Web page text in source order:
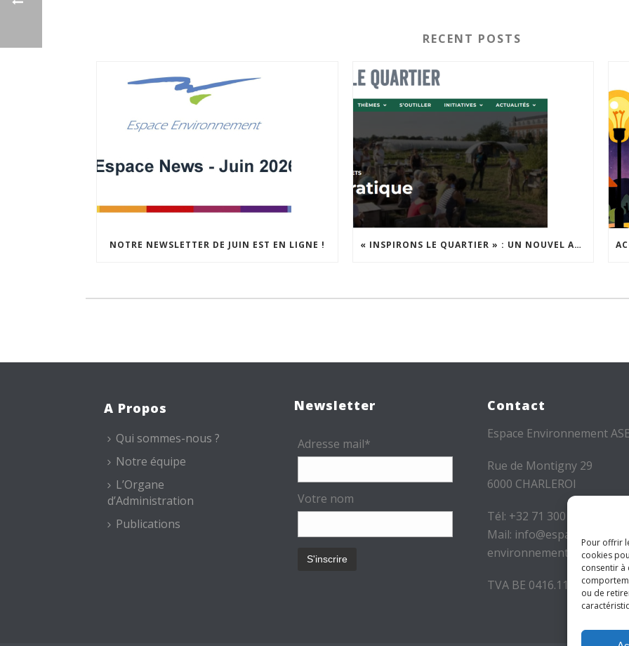
Pour offrir
cookies
consentir à
ou de
RECENT POSTS
NOTRE NEWSLETTER DE JUIN EST EN LIGNE ! « INSPIRONS LE QUARTIER » : UN NOUVEL APPEL À PROJETS EST LANCÉ !
A Propos
Qui sommes-nous ?
Notre équipe
L’Organe
d’Administration
Publications
Newsletter
Adresse mail*
Votre nom
Contact
Espace Environnement
Rue de Montigny 29
6000 CHARLEROI
Tél: +32 71 300 300
Mail: info@espace-
environnement.be
TVA BE 0416.116.340